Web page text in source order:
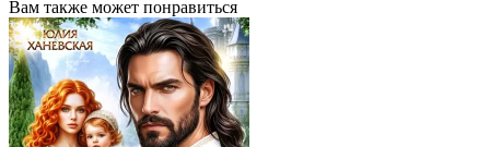
Вам также может понравиться